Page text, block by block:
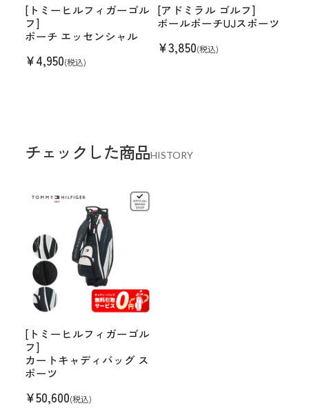
[トミーヒルフィガーゴル
フ]
ポーチ エッセンシャル
¥4,950(税込)
[アドミラル ゴルフ]
ボールポーチUJスポーツ
¥3,850(税込)
チェックした商品HISTORY
[トミーヒルフィガーゴル
フ]
カートキャディバッグ ス
ポーツ
¥50,600(税込)